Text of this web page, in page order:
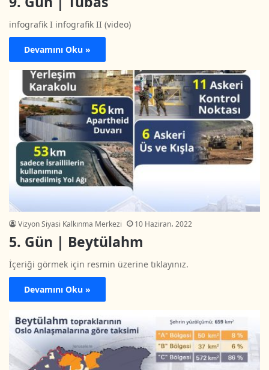
infografik I infografik II (video)
Devamını Oku »
Vizyon Siyasi Kalkınma Merkezi 10 Haziran، 2022
5. Gün | Beytülahm
İçeriği görmek için resmin üzerine tıklayınız.
Devamını Oku »